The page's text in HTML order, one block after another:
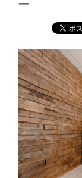
ー